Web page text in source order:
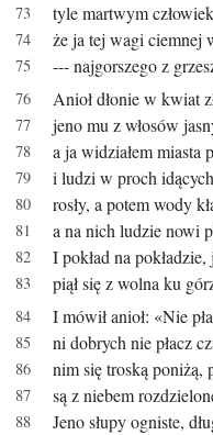
tyle martwym
że ja tej wagi ciemnej
--- najgorszego z
Anioł dłonie w kwiat
jeno mu z włosów
a ja widziałem miasta
i ludzi w proch
rosły, a potem wody
a na nich ludzie nowi
I pokład na
piął się z wolna ku
I mówił anioł: «Nie
ni dobrych nie płacz
nim się troską poniżą,
są z niebem
Jeno słupy ogniste,